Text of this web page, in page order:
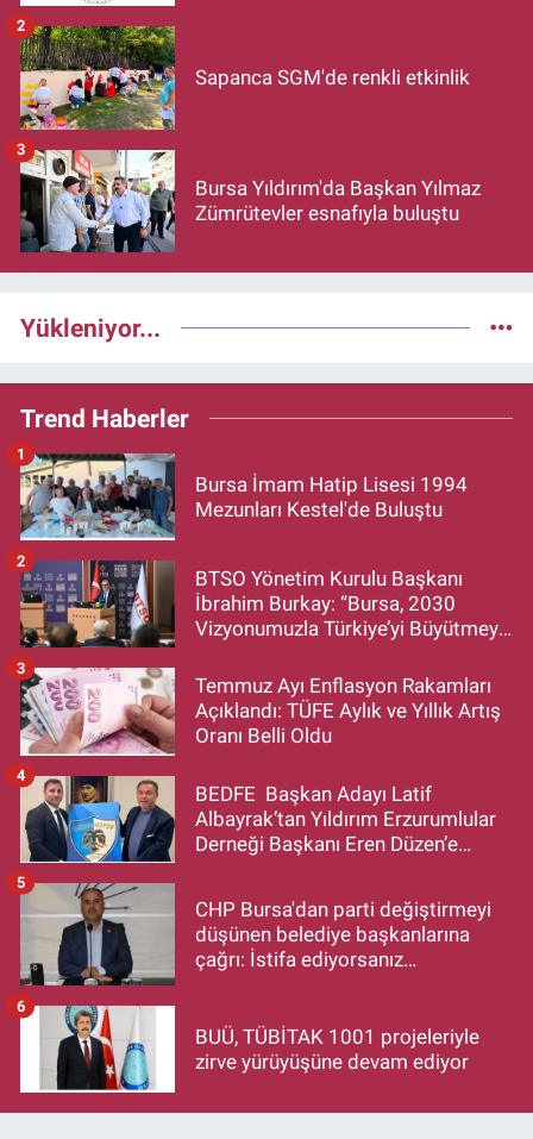
Sapanca SGM'de renkli etkinlik
2
Bursa Yıldırım'da Başkan Yılmaz
Zümrütevler esnafıyla buluştu
3
Yükleniyor...
Trend Haberler
Bursa İmam Hatip Lisesi 1994
Mezunları Kestel'de Buluştu
1
BTSO Yönetim Kurulu Başkanı
İbrahim Burkay: “Bursa, 2030
Vizyonumuzla Türkiye’yi Büyütmeye
2
Temmuz Ayı Enflasyon Rakamları
Açıklandı: TÜFE Aylık ve Yıllık Artış
Oranı Belli Oldu
3
BEDFE Başkan Adayı Latif
Albayrak’tan Yıldırım Erzurumlular
Derneği Başkanı Eren Düzen’e
4
CHP Bursa'dan parti değiştirmeyi
düşünen belediye başkanlarına
çağrı: İstifa ediyorsanız
5
BUÜ, TÜBİTAK 1001 projeleriyle
zirve yürüyüşüne devam ediyor
6